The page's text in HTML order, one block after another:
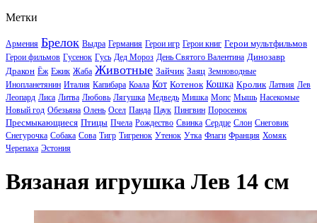
Метки
Армения Брелок Выдра Германия Герои игр Герои книг Герои мультфильмов
Герои фильмов Гусенок Гусь Дед Мороз День Святого Валентина Динозавр
Дракон Ёж Ежик Жаба Животные Зайчик Заяц Земноводные
Инопланетянин Италия Капибара Коала Кот Котенок Кошка Кролик Латвия Лев
Леопард Лиса Литва Любовь Лягушка Медведь Мишка Мопс Мышь Насекомые
Новый год Обезьяна Олень Осел Панда Паук Пингвин Поросенок
Пресмыкающиеся Птицы Пчела Рождество Свинка Сердце Слон Снеговик
Снегурочка Собака Сова Тигр Тигренок Утенок Утка Флаги Франция Хомяк
Черепаха Эстония
Вязаная игрушка Лев 14 см